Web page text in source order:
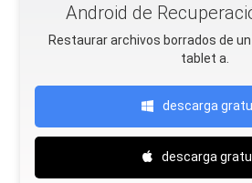
Android de
Restaurar archivos borrados de
tablet a.
descarga
descarga